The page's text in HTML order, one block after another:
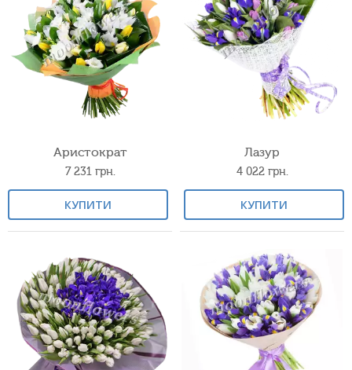
Аристократ
7 231 грн.
КУПИТИ
Лазур
4 022 грн.
КУПИТИ